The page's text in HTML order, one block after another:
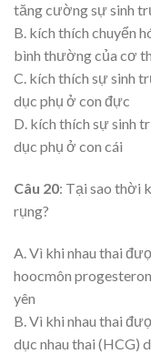
tăng cường sự sinh
B. kích thích chuyển
bình thường của cơ
C. kích thích sự sinh
dục phụ ở con đực
D. kích thích sự sinh
dục phụ ở con cái
Câu 20: Tại sao thời
rụng?
A. Vì khi nhau thai
hoocmôn
yên
B. Vì khi nhau thai
dục nhau thai (HCG)